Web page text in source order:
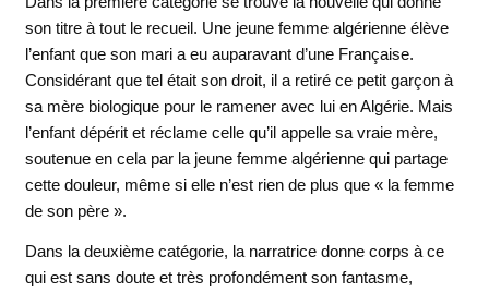
son titre à tout le recueil. Une jeune femme algérienne élève
l’enfant que son mari a eu auparavant d’une Française.
Considérant que tel était son droit, il a retiré ce petit garçon à
sa mère biologique pour le ramener avec lui en Algérie. Mais
l’enfant dépérit et réclame celle qu’il appelle sa vraie mère,
soutenue en cela par la jeune femme algérienne qui partage
cette douleur, même si elle n’est rien de plus que « la femme
de son père ».
Dans la deuxième catégorie, la narratrice donne corps à ce
qui est sans doute et très profondément son fantasme,